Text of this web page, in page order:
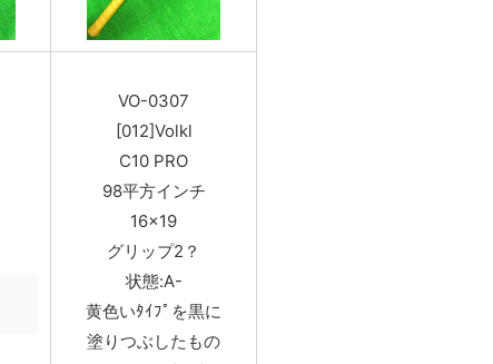
VO-0307
[012]Volkl
C10 PRO
98平方インチ
16×19
グリップ2？
状態:A-
黄色いﾀｲﾌﾟを黒に
塗りつぶしたもの